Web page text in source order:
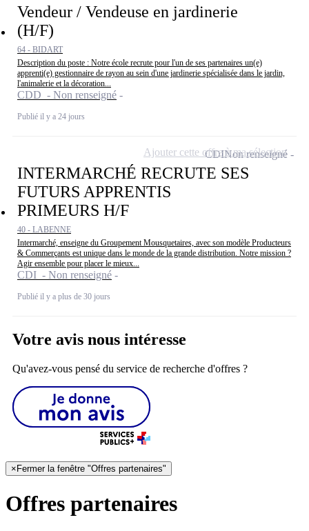
Vendeur / Vendeuse en jardinerie
(H/F)
64 - BIDART
Description du poste : Notre école recrute pour l'un de ses partenaires un(e)
apprenti(e) gestionnaire de rayon au sein d'une jardinerie spécialisée dans le jardin,
l'animalerie et la décoration...
CDD - Non renseigné
Publié il y a 24 jours
INTERMARCHÉ RECRUTE SES
FUTURS APPRENTIS
PRIMEURS H/F
40 - LABENNE
Intermarché, enseigne du Groupement Mousquetaires, avec son modèle Producteurs
& Commerçants est unique dans le monde de la grande distribution. Notre mission ?
Agir ensemble pour placer le mieux...
CDI - Non renseigné
Publié il y a plus de 30 jours
CDINon renseigné
Ajouter cette offre à ma sélection
Votre avis nous intéresse
Qu'avez-vous pensé du service de recherche d'offres ?
× Fermer la fenêtre "Offres partenaires"
Offres partenaires